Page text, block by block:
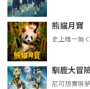
熊貓月寶
史上唯一無
馴鹿大冒
尼可想實現